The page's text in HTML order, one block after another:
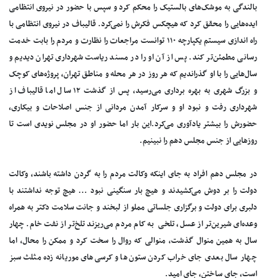
بالندگی به موشک‌های بالستیک را محکم کرد و سپس با حضور در نیروی انتظامی
ایده‌هایی را محقق کرد که هیچکس فکرش را نمی‌کرد. قالیباف در نیروی انتظامی با
راه اندازی سیستم یکپارچه ۱۱۰ توانست مراجعات را نظارت و مردم را بابت خدمت
رسانی مطمئن‌تر کند. پس از آن او را در مسند ریاست شهرداری تهران دیدیم و
سال‌هایی را با او گذراندیم که هر روز در هر محله و مناطق تهران، پروژه‌های کوچک
و بزرگ شهری به بهره برداری می‌رسید، پس از گذشت ۱۲ سال اما قالیباف از
شهرداری رفت و نبود او و سرکار آمدن مردانی از جنس اصلاحات و بیکاری،
حضورش را بیشتر یادآوری می‌کرد.این بار اما حضور او در مجلس نویدی است تا
روزهایی از جنس مجلس دهم را نبینیم.
در مجلس دهم افراد به جای اینکه وکالت مردم را به گردن داشته باشند، وکالت
دولت را بر دوش می‌کشیدند و هیچ بار سنگینی نبود ... هیچ توجه نداشتند با
دلبری برای دولت و برگزاری جلساتی مملو از لبخند و جانت سلامت دکتر به همراه
وعده‌ای شیرین‌تر از عسل، تلخی به کام مردم می‌ریزند تلخ‌تر از نفت خام. چهار
سال به همین منوال گذشت، منوالی که روال را سخت کرد و ممکن را محال، اما
چهار سال بعدی جای خراب کردن ستون‌ها و کرسی‌های موریانه زده مثلث سبز
است، جای ساختن، جای امید.